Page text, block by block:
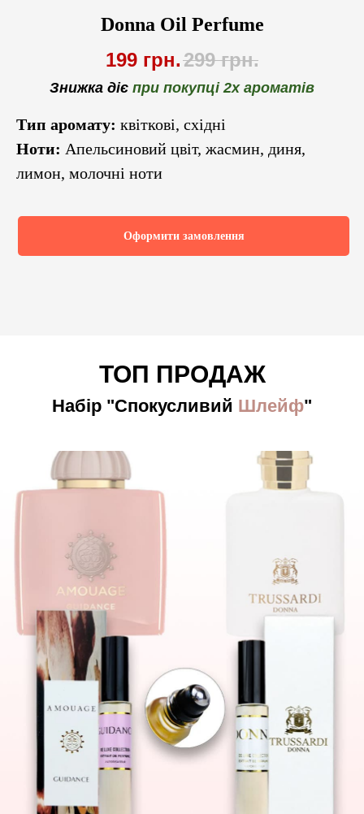
Donna Oil Perfume
199 грн.299 грн.
Знижка діє при покупці 2х ароматів
Тип аромату: квіткові, східні
Ноти: Апельсиновий цвіт, жасмин, диня,
лимон, молочні ноти
Оформити замовлення
ТОП ПРОДАЖ
Набір "Спокусливий Шлейф"